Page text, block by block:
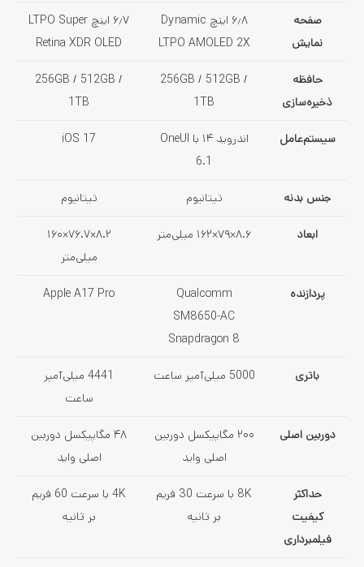
صفحه
نمایش
۶٫۸ اینچ Dynamic
LTPO AMOLED 2X
۶٫۷ اینچ LTPO Super
Retina XDR OLED
حافظه
ذخیره‌سازی
256GB / 512GB /
1TB
256GB / 512GB /
1TB
سیستم‌عامل
اندروید ۱۴ با OneUI
6.1
iOS 17
جنس بدنه تیتانیوم تیتانیوم
ابعاد ۸.۶×۷۹×۱۶۲ میلی‌متر
۸.۲×۷۶.۷×۱۶۰
میلی‌متر
پردازنده
Qualcomm
SM8650-AC
Snapdragon 8
Apple A17 Pro
باتری 5000 میلی‌آمپر ساعت
4441 میلی‌آمپر
ساعت
دوربین اصلی
۲۰۰ مگاپیکسل دوربین
اصلی واید
۴۸ مگاپیکسل دوربین
اصلی واید
حداکثر
کیفیت
فیلمبرداری
8K با سرعت 30 فریم
بر ثانیه
4K با سرعت 60 فریم
بر ثانیه